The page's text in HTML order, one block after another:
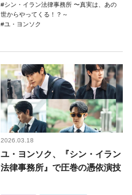
シン・イラン法律事務所 〜真実は、あの
世からやってくる！？～
ユ・ヨンソク
2026.03.18
ユ・ヨンソク、『シン・イラン
法律事務所』で圧巻の憑依演技